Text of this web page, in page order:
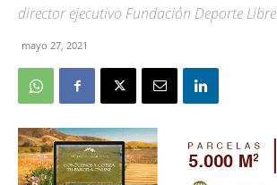
director ejecutivo Fundación Deporte Libre
mayo 27, 2021